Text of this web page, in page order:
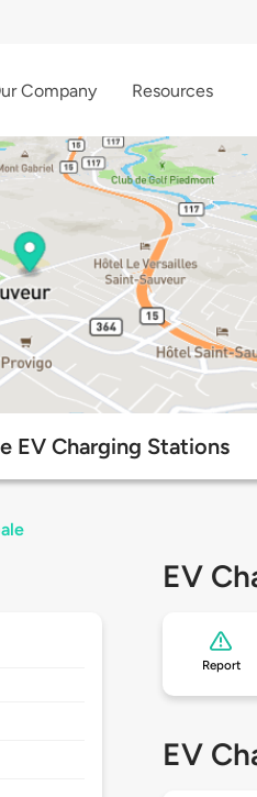
Company Resources
EV Charging Stations
EV
Report
EV